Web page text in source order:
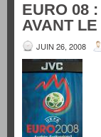
EURO 08
AVANT
JUIN 26, 2008